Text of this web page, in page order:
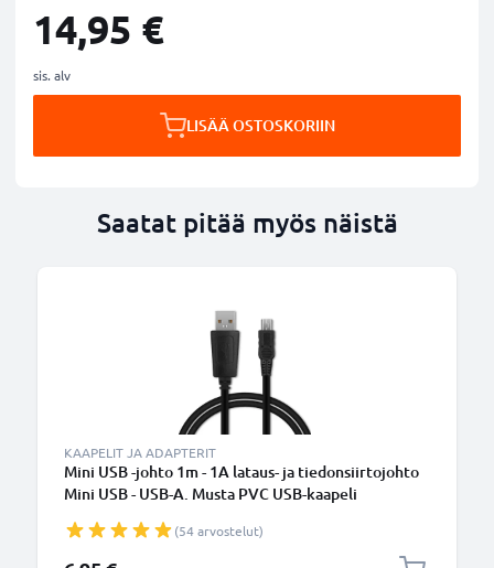
14,95 €
sis. alv
LISÄÄ OSTOSKORIIN
Saatat pitää myös näistä
KAAPELIT JA ADAPTERIT
Mini USB -johto 1m - 1A lataus- ja tiedonsiirtojohto
Mini USB - USB-A. Musta PVC USB-kaapeli
(54 arvostelut)